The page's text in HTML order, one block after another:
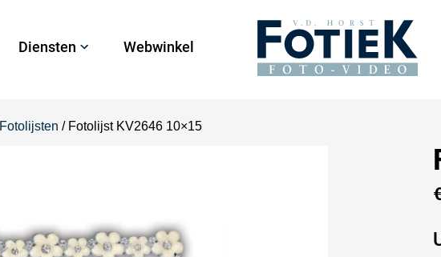
Diensten Webwinkel
Fotolijsten / Fotolijst KV2646 10×15